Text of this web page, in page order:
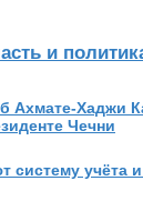
и
Ахмате-Хаджи
Чечни
систему учёта